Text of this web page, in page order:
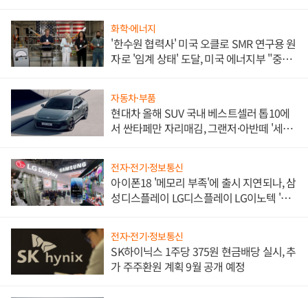
화학·에너지
'한수원 협력사' 미국 오클로 SMR 연구용 원
자로 '임계 상태' 도달, 미국 에너지부 "중요
자동차·부품
현대차 올해 SUV 국내 베스트셀러 톱10에
서 싼타페만 자리매김, 그랜저·아반떼 '세단
전자·전기·정보통신
아이폰18 '메모리 부족'에 출시 지연되나, 삼
성디스플레이 LG디스플레이 LG이노텍 '탈
전자·전기·정보통신
SK하이닉스 1주당 375원 현금배당 실시, 추
가 주주환원 계획 9월 공개 예정